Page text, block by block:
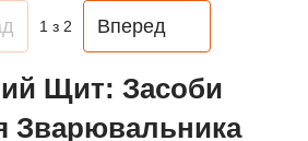
1з 2 Вперед
Щит: Засоби
Зварювальника